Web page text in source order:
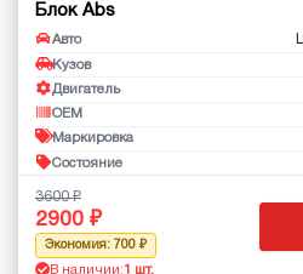
Блок Abs
Авто
Кузов
Двигатель
OEM
Маркировка
Состояние
3600
2900
Экономия: 700
В наличии: 1 шт.